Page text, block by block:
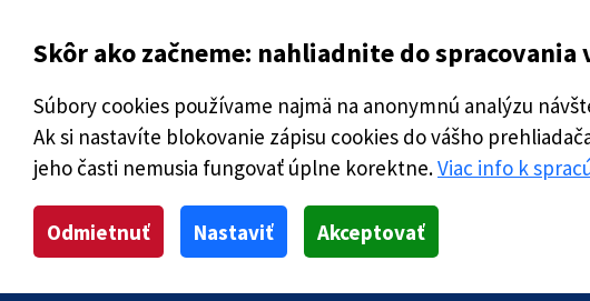
Skôr ako začneme: nahliadnite do
Súbory cookies používame najmä na anonymnú analýzu
Ak si nastavíte blokovanie zápisu cookies do vášho
jeho časti nemusia fungovať úplne korektne.Viac info k
Odmietnuť Nastaviť Akceptovať